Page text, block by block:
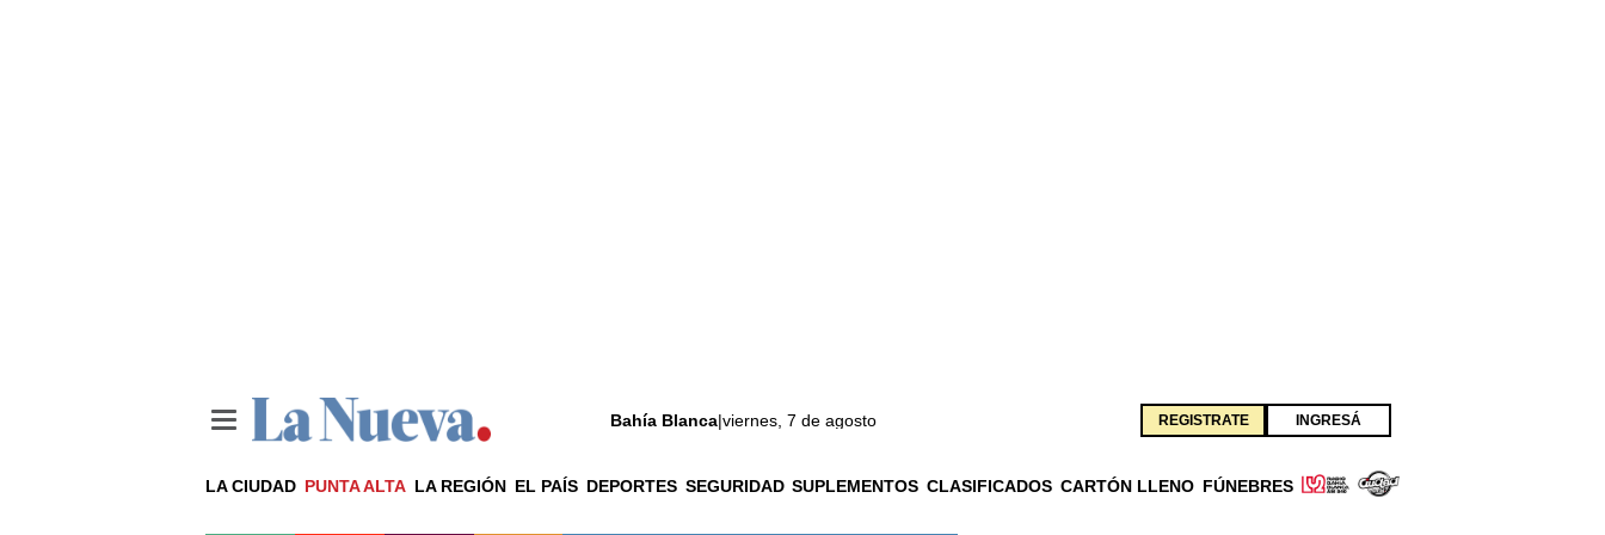
Bahía Blanca|viernes, 7 de agosto REGISTRATE INGRESÁ
LA CIUDAD PUNTA ALTA LA REGIÓN EL PAÍS DEPORTES SEGURIDAD SUPLEMENTOS CLASIFICADOS CARTÓN LLENO FÚNEBRES